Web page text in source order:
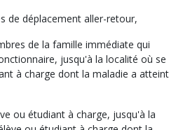
de déplacement aller-retour,
de la famille immédiate qui
jusqu'à la localité où se
à charge dont la maladie a atteint
ou étudiant à charge, jusqu'à la